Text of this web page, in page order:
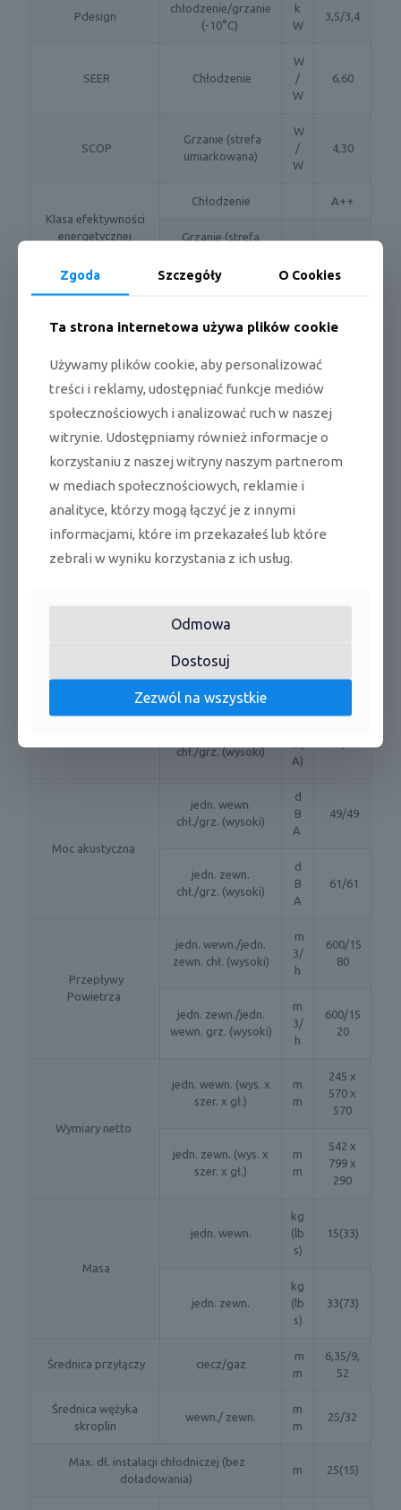
Pdesign
chłodzenie/grzanie
(-10°C)
k
W
3,5/3,4
SEER Chłodzenie
W
/
W
6,60
SCOP
Grzanie (strefa
umiarkowana)
W
/
W
4,30
Klasa efektywności
energetycznej
Chłodzenie A++
Grzanie (strefa
A+
zużycie energii
Chłodzenie
a
W
h/
Osuszanie l/h
jedn. wewn.
jedn. wewn.
grzanie (H/M/L/Q)
chł./grz. (wysoki)
A)
Moc akustyczna
jedn. wewn.
chł./grz. (wysoki)
d
B
A
49/49
jedn. zewn.
chł./grz. (wysoki)
d
B
A
61/61
Przepływy
Powietrza
jedn. wewn./jedn.
zewn. chł. (wysoki)
m
3/
h
600/15
80
jedn. zewn./jedn.
wewn. grz. (wysoki)
m
3/
h
600/15
20
Wymiary netto
jedn. wewn. (wys. x
szer. x gł.)
m
m
245 x
570 x
570
jedn. zewn. (wys. x
szer. x gł.)
m
m
542 x
799 x
290
Masa
jedn. wewn.
kg
(lb
s)
15(33)
jedn. zewn.
kg
(lb
s)
33(73)
Średnica przyłączy ciecz/gaz
m
m
6,35/9,
52
Średnica wężyka
skroplin
wewn./ zewn.
m
m
25/32
Max. dł. instalacji chłodniczej (bez
doładowania)
m 25(15)
Zgoda Szczegóły O Cookies
Ta strona internetowa używa plików cookie
Używamy plików cookie, aby personalizować
treści i reklamy, udostępniać funkcje mediów
społecznościowych i analizować ruch w naszej
witrynie. Udostępniamy również informacje o
korzystaniu z naszej witryny naszym partnerom
w mediach społecznościowych, reklamie i
analityce, którzy mogą łączyć je z innymi
informacjami, które im przekazałeś lub które
zebrali w wyniku korzystania z ich usług.
Odmowa
Dostosuj
Zezwól na wszystkie